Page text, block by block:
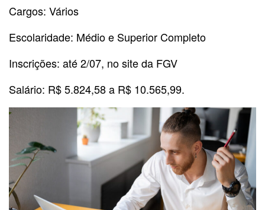
Cargos: Vários
Escolaridade: Médio e Superior Completo
Inscrições: até 2/07, no site da FGV
Salário: R$ 5.824,58 a R$ 10.565,99.